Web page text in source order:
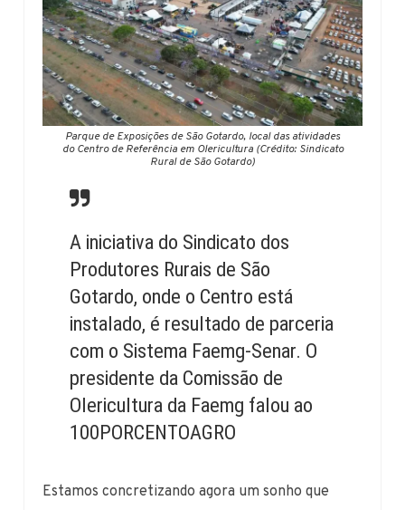
Parque de Exposições de São Gotardo, local das atividades
do Centro de Referência em Olericultura (Crédito: Sindicato
Rural de São Gotardo)
A iniciativa do Sindicato dos
Produtores Rurais de São
Gotardo, onde o Centro está
instalado, é resultado de parceria
com o Sistema Faemg-Senar. O
presidente da Comissão de
Olericultura da Faemg falou ao
100PORCENTOAGRO
Estamos concretizando agora um sonho que